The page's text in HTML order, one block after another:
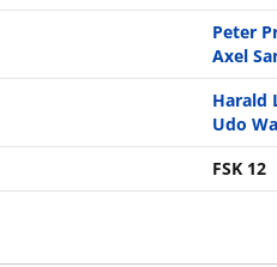
Peter
Axel
Harald
Udo
FSK 12